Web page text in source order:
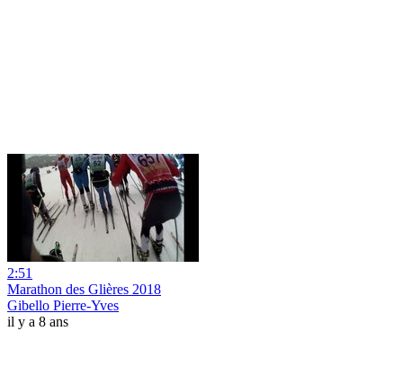
2:51
Marathon des Glières 2018
Gibello Pierre-Yves
il y a 8 ans